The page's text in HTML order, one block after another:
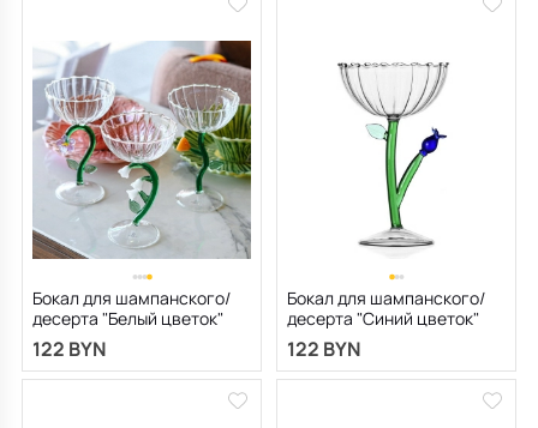
Бокал для шампанского/
десерта "Белый цветок"
Botanica 280 мл
122 BYN
Бокал для шампанского/
десерта "Синий цветок"
Botanica 280 мл
122 BYN